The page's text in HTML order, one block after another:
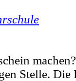
Stelle. Die